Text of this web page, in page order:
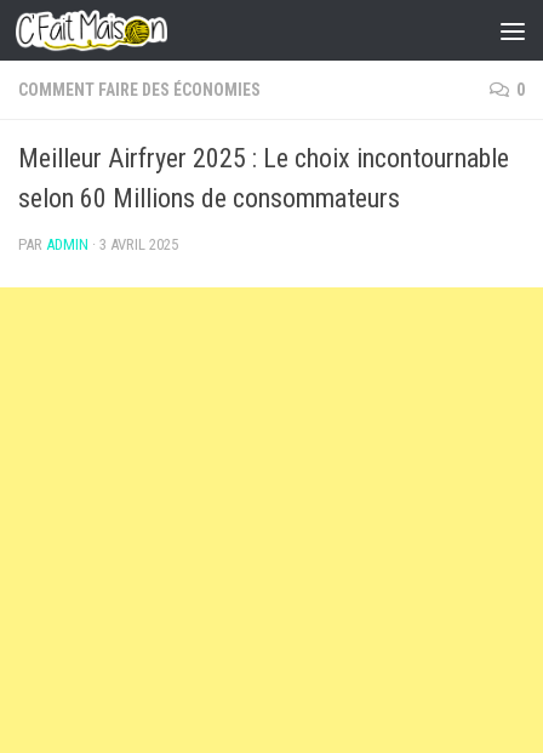
Skip to content
COMMENT FAIRE DES ÉCONOMIES 0
Meilleur Airfryer 2025 : Le choix incontournable
selon 60 Millions de consommateurs
PAR ADMIN · 3 AVRIL 2025